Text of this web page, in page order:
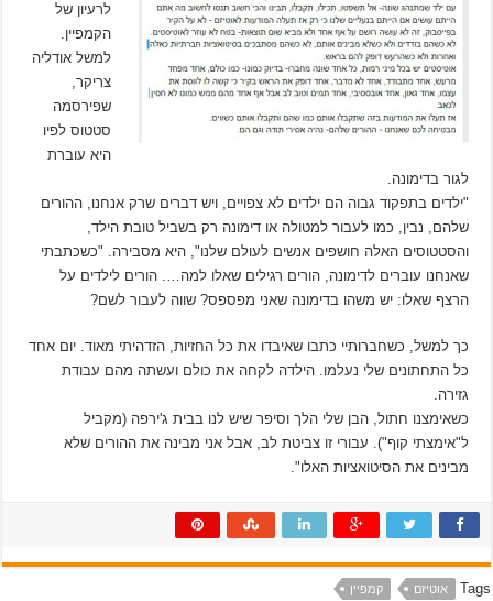
לרעיון של
הקמפיין.
למשל אודליה
צריקר,
שפירסמה
סטטוס לפיו
היא עוברת
לגור בדימונה.
"ילדים בתפקוד גבוה הם ילדים לא צפויים, ויש דברים שרק אנחנו, ההורים
שלהם, נבין, כמו לעבור למטולה או דימונה רק בשביל טובת הילד,
והסטטוסים האלה חושפים אנשים לעולם שלנו", היא מסבירה. "כשכתבתי
שאנחנו עוברים לדימונה, הורים רגילים שאלו למה…. הורים לילדים על
הרצף שאלו: יש משהו בדימונה שאני מפספס? שווה לעבור לשם?
כך למשל, כשחברותיי כתבו שאיבדו את כל החזיות, הזדהיתי מאוד. יום אחד
כל התחתונים שלי נעלמו. הילדה לקחה את כולם ועשתה מהם עבודת
גזירה.
כשאימצנו חתול, הבן שלי הלך וסיפר שיש לנו בבית ג'ירפה (מקביל
ל"אימצתי קוף"). עבורי זו צביטת לב, אבל אני מבינה את ההורים שלא
מבינים את הסיטואציות האלו".
Tags אוטיזם קמפיין